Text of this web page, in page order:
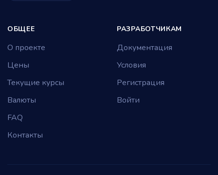
ОБЩЕЕ
О проекте
Цены
Текущие курсы
Валюты
FAQ
Контакты
РАЗРАБОТЧИКАМ
Документация
Условия
Регистрация
Войти